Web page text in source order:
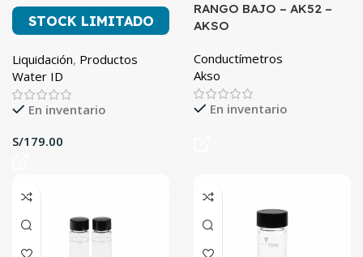
STOCK LIMITADO
Liquidación, Productos
Water ID
En inventario
S/
RANGO BAJO – AK52 –
AKSO
Conductímetros
Akso
En inventario